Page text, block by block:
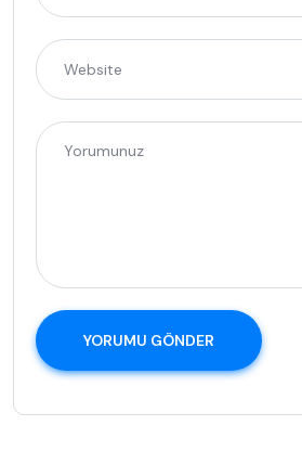
YORUMU GÖNDER